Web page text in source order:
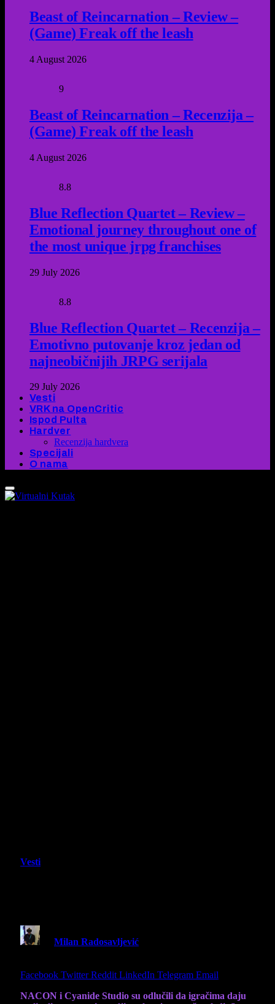
Beast of Reincarnation – Review –
(Game) Freak off the leash
4 August 2026
9
Beast of Reincarnation – Recenzija –
(Game) Freak off the leash
4 August 2026
8.8
Blue Reflection Quartet – Review –
Emotional journey throughout one of
the most unique jrpg franchises
29 July 2026
8.8
Blue Reflection Quartet – Recenzija –
Emotivno putovanje kroz jedan od
najneobičnijih JRPG serijala
29 July 2026
Vesti
VRK na OpenCritic
Ispod Pulta
Hardver
Recenzija hardvera
Specijali
O nama
Vesti
Milan Radosavljević
Facebook Twitter Reddit LinkedIn Telegram Email
NACON i Cyanide Studio su odlučili da igračima daju